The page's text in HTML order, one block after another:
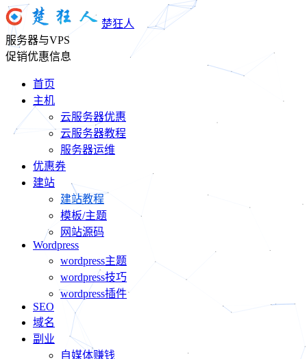
楚狂人
服务器与VPS
促销优惠信息
首页
主机
云服务器优惠
云服务器教程
服务器运维
优惠券
建站
建站教程
模板/主题
网站源码
Wordpress
wordpress主题
wordpress技巧
wordpress插件
SEO
域名
副业
自媒体赚钱